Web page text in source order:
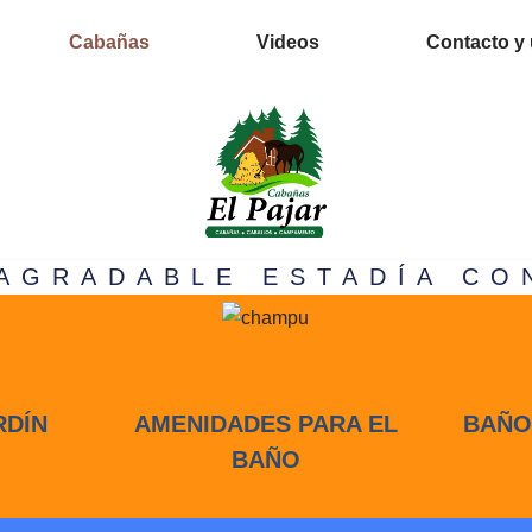
Cabañas Videos Contacto y
ESTADÍA
AMENIDADES PARA EL
BAÑO